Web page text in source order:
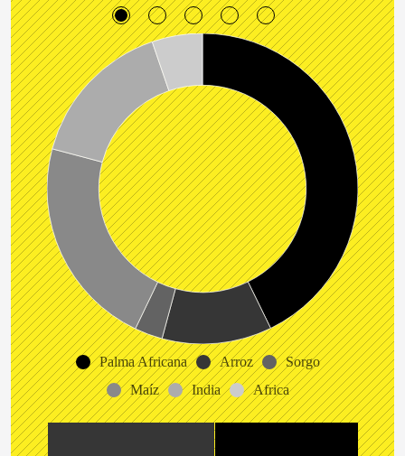
Palma Africana Arroz
Sorgo
Maíz
India Africa